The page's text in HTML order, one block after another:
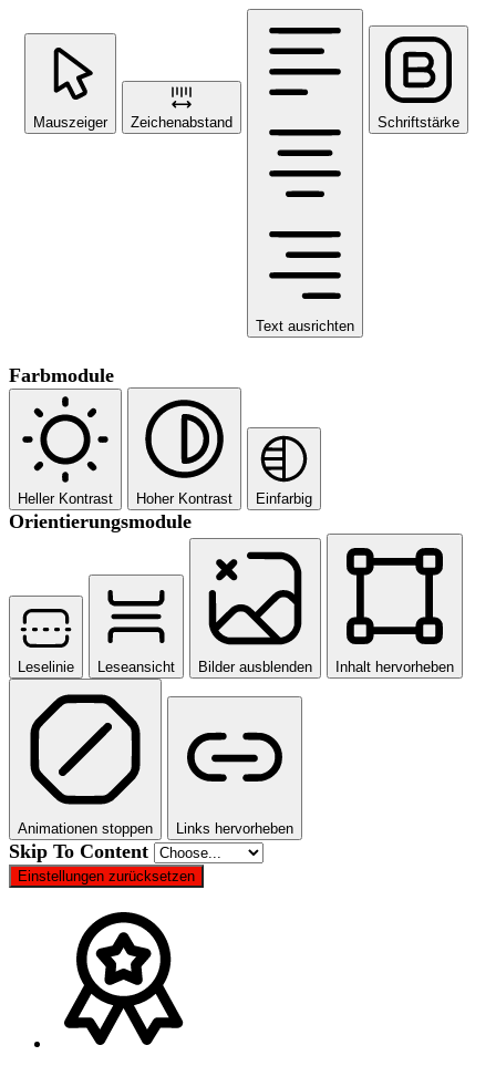
Mauszeiger Zeichenabstand
Text ausrichten
Schriftstärke
Farbmodule
Heller Kontrast Hoher Kontrast Einfarbig
Orientierungsmodule
Leselinie Leseansicht Bilder ausblenden Inhalt hervorheben
Animationen stoppen Links hervorheben
Skip To Content
Einstellungen zurücksetzen